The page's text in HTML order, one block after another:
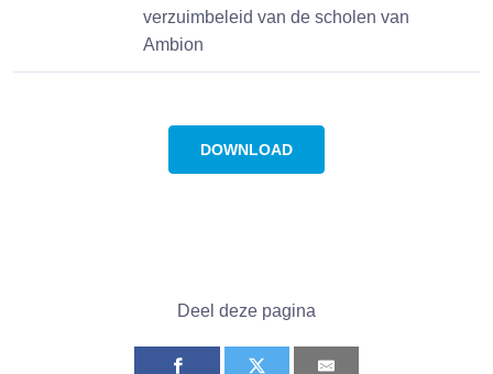
verzuimbeleid van de scholen van
Ambion
DOWNLOAD
Deel deze pagina